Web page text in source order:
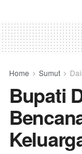
Home Sumut
Bupati